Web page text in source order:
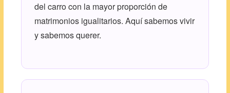
del carro con la mayor proporción de
matrimonios igualitarios. Aquí sabemos vivir
y sabemos querer.